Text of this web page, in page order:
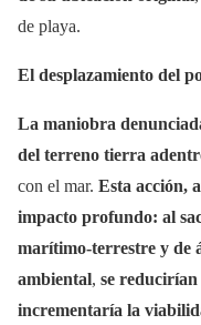
de playa.
El desplazamiento del
La maniobra
del terreno tierra
con el mar. Esta acción,
impacto profundo: al
marítimo-terrestre y de
ambiental, se reducirían
incrementaría la